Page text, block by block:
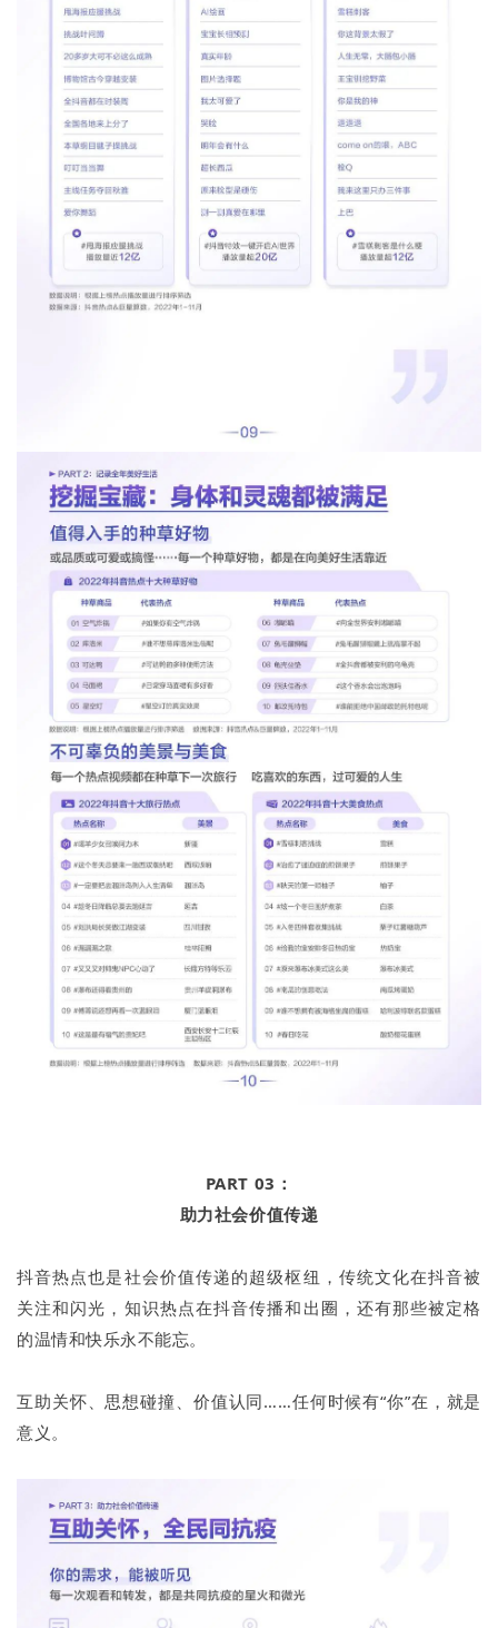
PART 03：
助力社会价值传递
抖音热点也是社会价值传递的超级枢纽，传统文化在抖音被
关注和闪光，知识热点在抖音传播和出圈，还有那些被定格
的温情和快乐永不能忘。
互助关怀、思想碰撞、价值认同……任何时候有“你”在，就是
意义。